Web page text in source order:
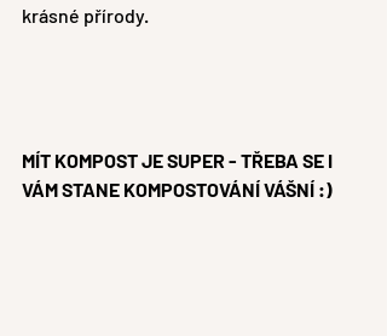
krásné přírody.
MÍT KOMPOST JE SUPER - TŘEBA SE I
VÁM STANE KOMPOSTOVÁNÍ VÁŠNÍ :)